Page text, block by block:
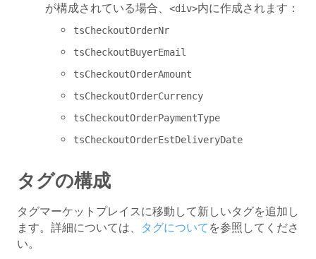
が構成されている場合、
<div>内に作成されます：
tsCheckoutOrderNr
tsCheckoutBuyerEmail
tsCheckoutOrderAmount
tsCheckoutOrderCurrency
tsCheckoutOrderPaymentType
tsCheckoutOrderEstDeliveryDate
タグの構成
タグマーケットプレイスに移動して新しいタグを追加し
ます。詳細については、 タグについて を参照してくださ
い。